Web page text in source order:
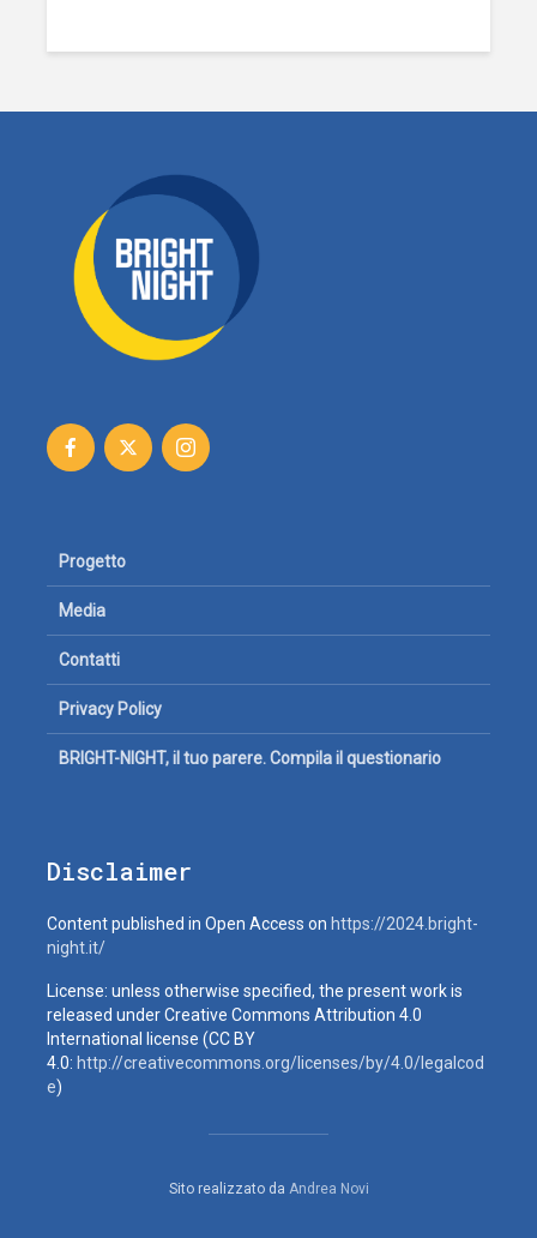
Progetto
Media
Contatti
Privacy Policy
BRIGHT-NIGHT, il tuo parere. Compila il questionario
Disclaimer
Content published in Open Access on https://2024.bright-
night.it/
License: unless otherwise specified, the present work is
released under Creative Commons Attribution 4.0
International license (CC BY
4.0: http://creativecommons.org/licenses/by/4.0/legalcod
e)
Sito realizzato da Andrea Novi